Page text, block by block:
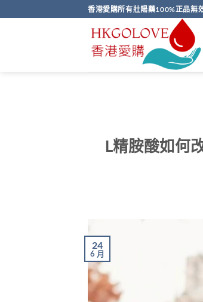
to
香港愛購所有壯陽藥100%正品無
L精胺酸如何
24
6 月